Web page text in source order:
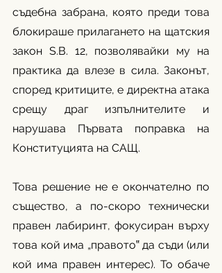
съдебна забрана, която преди това
блокираше прилагането на щатския
закон S.B. 12, позволявайки му на
практика да влезе в сила. Законът,
според критиците, е директна атака
срещу драг изпълнителите и
нарушава Първата поправка на
Конституцията на САЩ.
Това решение не е окончателно по
същество, а по-скоро технически
правен лабиринт, фокусиран върху
това кой има „правото‟ да съди (или
кой има правен интерес). То обаче